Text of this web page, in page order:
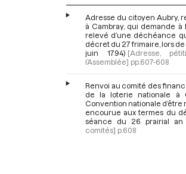
Adresse du citoyen Aubry,
à Cambray, qui demande à
relevé d’une déchéance
décret du 27 frimaire, lors de
juin 1794) [Adresse,
l’Assemblée] pp.607-608
Renvoi au comité des
de la loterie nationale à
Convention nationale d’être
encourue aux termes du
séance du 26 prairial an
comités] p.608